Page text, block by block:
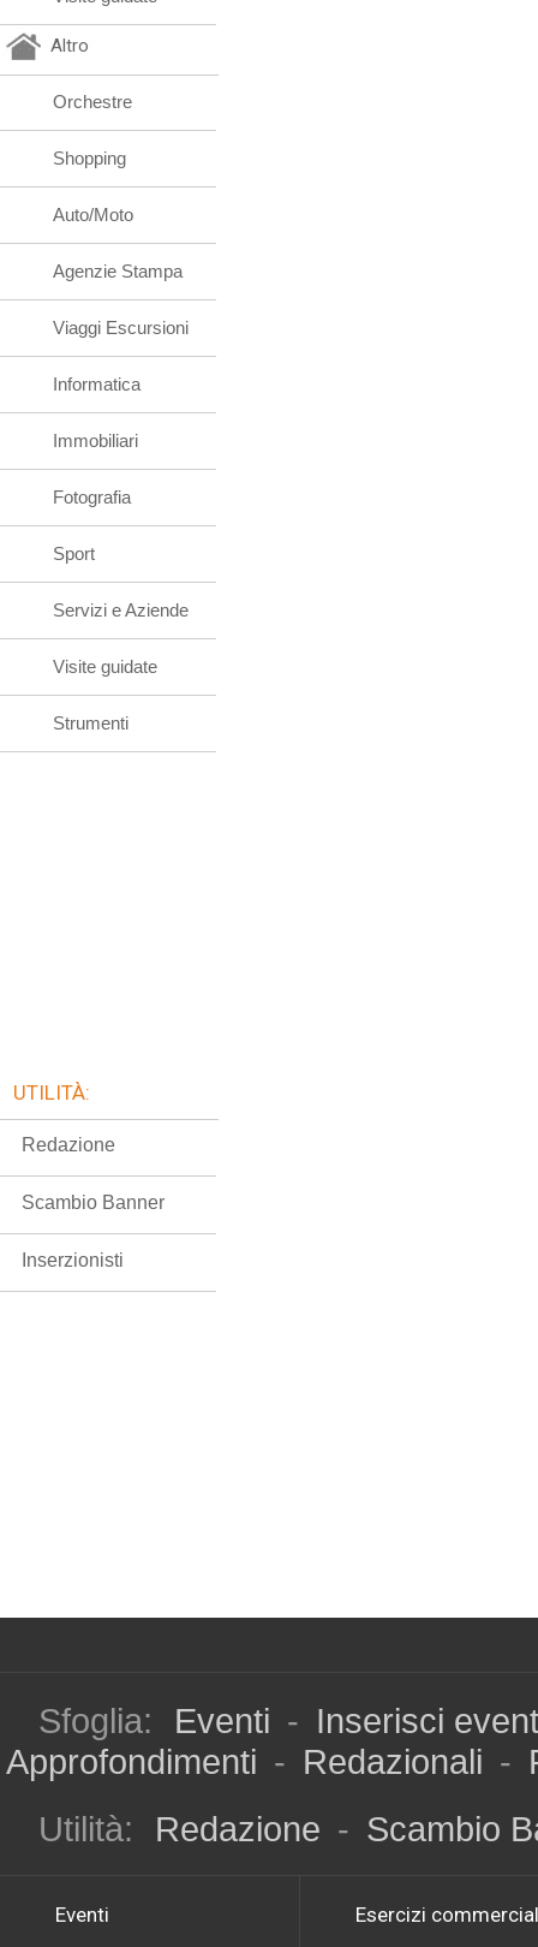
Altro
Orchestre
Shopping
Auto/Moto
Agenzie Stampa
Viaggi Escursioni
Informatica
Immobiliari
Fotografia
Sport
Servizi e Aziende
Visite guidate
Strumenti
UTILITÀ:
Redazione
Scambio Banner
Inserzionisti
Sfoglia: Eventi - Inserisci
Approfondimenti - Redazionali -
Utilità:
Redazione - Scambio
Eventi Esercizi